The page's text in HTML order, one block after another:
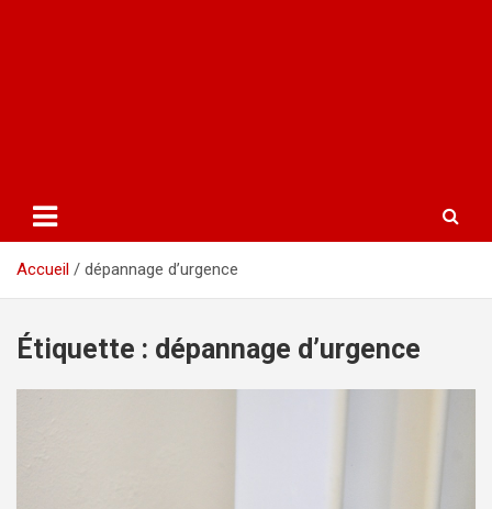
Accueil dépannage d’urgence
Étiquette : dépannage d’urgence